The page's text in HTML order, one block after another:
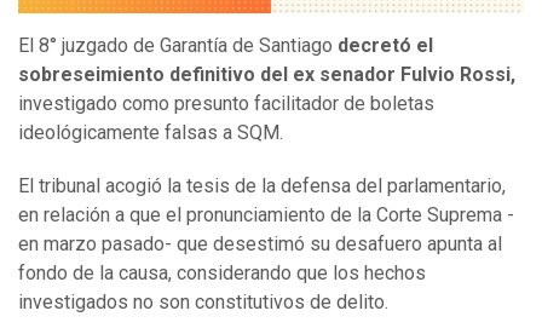
El 8° juzgado de Garantía de Santiago decretó el
sobreseimiento definitivo del ex senador Fulvio Rossi,
investigado como presunto facilitador de boletas
ideológicamente falsas a SQM.
El tribunal acogió la tesis de la defensa del parlamentario,
en relación a que el pronunciamiento de la Corte Suprema -
en marzo pasado- que desestimó su desafuero apunta al
fondo de la causa, considerando que los hechos
investigados no son constitutivos de delito.